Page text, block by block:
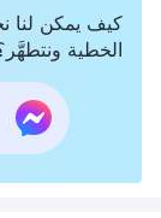
كيف يمكن لنا
الخطية